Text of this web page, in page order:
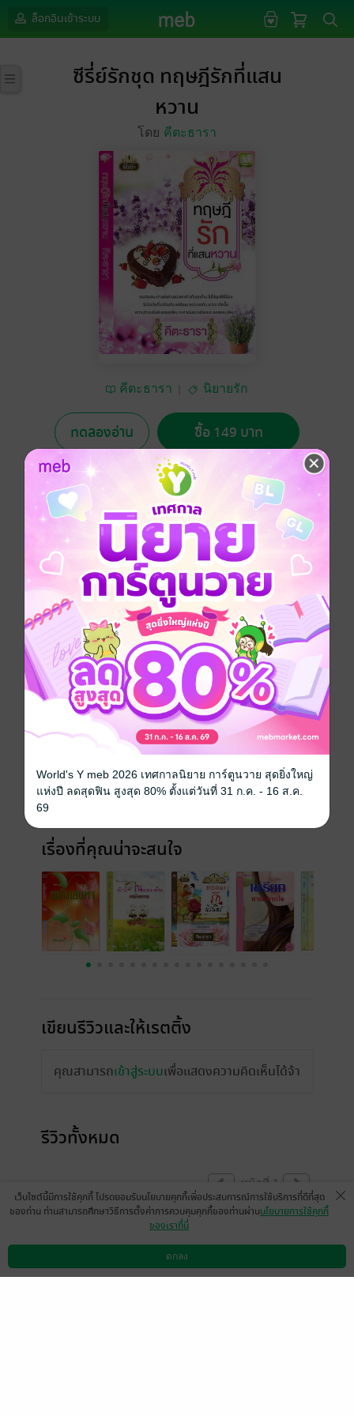
ล็อกอินเข้าระบบ
ซีรี่ย์รักชุด ทฤษฎีรักที่แสน
หวาน
โดย คีตะธารา
คีตะธารา นิยายรัก
ทดลองอ่าน ซื้อ 149 บาท
2 Rating
ซื้อเป็นของขวัญ ติดตาม แชร์
คนสองคน ต่างพ่อต่างแม่ แตกต่างกันทุกด้าน ไม่ใช่ญาติพี่
น้อง ไม่มีอะไรเกี่ยวข้องกัน แต่ต้องมาเจอะเจอกัน อะไรจะ
เกิดขึ้น
ความรักจะเริ่มต้นตรงจุดไหน จะดำเนินอย่างไรและจะ
ลงเอยแบบไหน?
ประเภทไฟล์ pdf, epub(สารบัญ)
ความยาว 174 หน้า (≈ 32,943 คำ)
ราคาปก
เรื่องที่คุณน่าจะสนใจ
เขียนรีวิวและให้เรตติ้ง
คุณสามารถเข้าสู่ระบบเพื่อแสดงความคิดเห็นได้จ้า
รีวิวทั้งหมด
หน้าที่ 1
มีแล้ว -
ดาวน์โหลดแอป วิธีการใช้งาน ติดต่อเรา
เว็บไซต์นี้มีการใช้คุกกี้ โปรดยอมรับนโยบายคุกกี้เพื่อประสบการณ์การใช้บริการที่ดีที่สุด
ของท่าน ท่านสามารถศึกษาวิธีการตั้งค่าการควบคุมคุกกี้ของท่านผ่านนโยบายการใช้คุกกี้
ของเราที่นี่
ตกลง
World's Y meb 2026 เทศกาลนิยาย การ์ตูนวาย สุดยิ่งใหญ่
แห่งปี ลดสุดฟิน สูงสุด 80% ตั้งแต่วันที่ 31 ก.ค. - 16 ส.ค.
69